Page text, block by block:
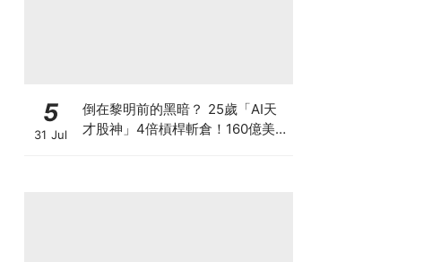
5
31 Jul
倒在黎明前的黑暗？ 25歲「AI天
才股神」4倍槓桿斬倉！160億美元